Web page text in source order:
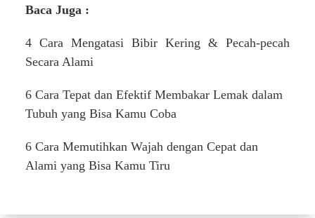
Baca Juga :
4 Cara Mengatasi Bibir Kering & Pecah-pecah
Secara Alami
6 Cara Tepat dan Efektif Membakar Lemak dalam
Tubuh yang Bisa Kamu Coba
6 Cara Memutihkan Wajah dengan Cepat dan
Alami yang Bisa Kamu Tiru